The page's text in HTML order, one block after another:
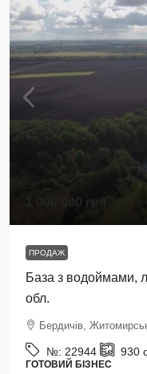
1 000 000 грн.
ПРОДАЖ
База з водоймами,
обл.
Бердичів,
№: 22944 930
ГОТОВИЙ БІЗНЕС